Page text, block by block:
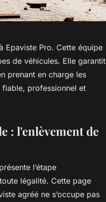
Epaviste Pro. Cette équipe
de véhicules. Elle garantit
prenant en charge les
fiable, professionnel et
: l'enlèvement de
l’étape
légalité. Cette page
agréé ne s’occupe pas